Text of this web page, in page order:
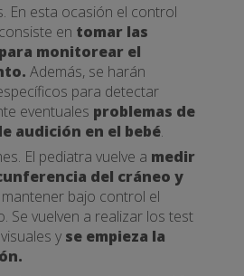
En esta ocasión el control
en tomar las
monitorear el
Además, se harán
para detectar
eventuales problemas de
audición en el bebé.
El pediatra vuelve a medir
del cráneo y
bajo control el
Se vuelven a realizar los test
y se empieza la